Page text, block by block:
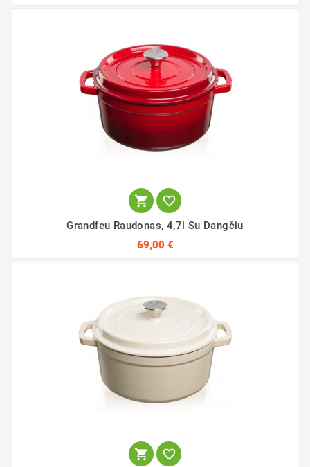
 
Grandfeu Raudonas, 4,7l Su Dangčiu
69,00 €
 